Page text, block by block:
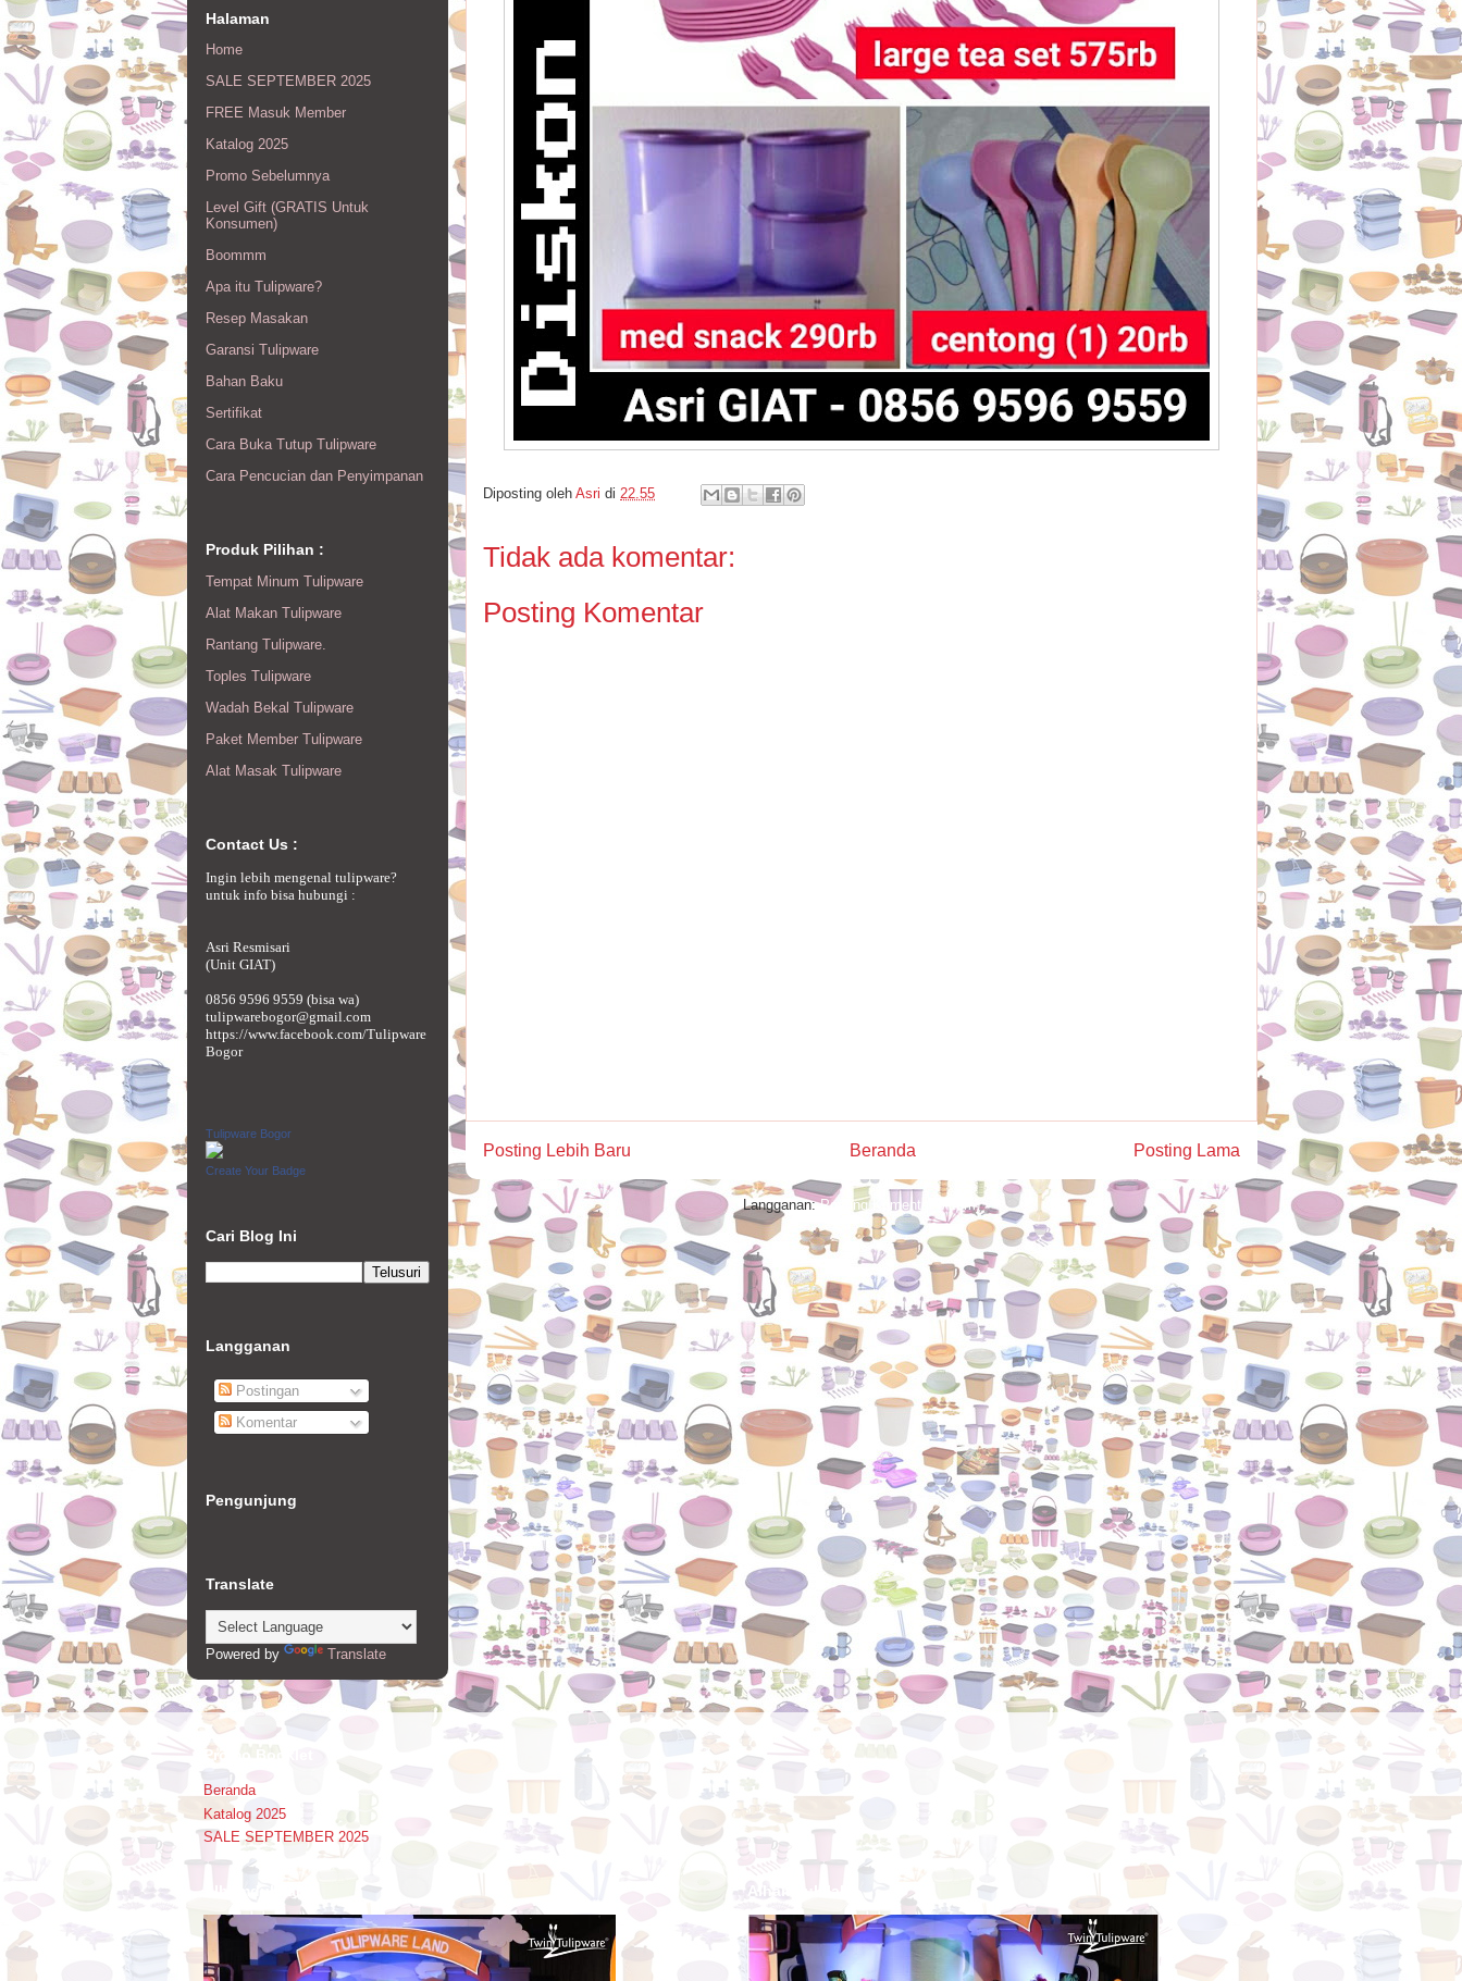
Diposting oleh Asri di 22.55
Tidak ada komentar:
Posting Komentar
Posting Lebih Baru Posting Lama
Beranda
Langganan:Posting Komentar (Atom)
Halaman
Home
SALE SEPTEMBER 2025
FREE Masuk Member
Katalog 2025
Promo Sebelumnya
Level Gift (GRATIS Untuk
Konsumen)
Boommm
Apa itu Tulipware?
Resep Masakan
Garansi Tulipware
Bahan Baku
Sertifikat
Cara Buka Tutup Tulipware
Cara Pencucian dan Penyimpanan
Produk Pilihan :
Tempat Minum Tulipware
Alat Makan Tulipware
Rantang Tulipware.
Toples Tulipware
Wadah Bekal Tulipware
Paket Member Tulipware
Alat Masak Tulipware
Contact Us :
Ingin lebih mengenal tulipware?
untuk info bisa hubungi :
Asri Resmisari
(Unit GIAT)
0856 9596 9559 (bisa wa)
tulipwarebogor@gmail.com
https://www.facebook.com/Tulipware
Bogor
Tulipware Bogor
Create Your Badge
Cari Blog Ini
Langganan
Postingan
Komentar
Pengunjung
Translate
Powered by Translate
Promo Booklet
Beranda
Katalog 2025
SALE SEPTEMBER 2025
Alhamdulillah Alhamdulillah